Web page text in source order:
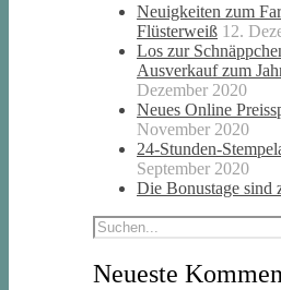
Neuigkeiten zum
Flüsterweiß 12.
Los zur
Ausverkauf zum
Dezember 2020
Neues Online
November 2020
24-Stunden-
September 2020
Die Bonustage sind
Neueste